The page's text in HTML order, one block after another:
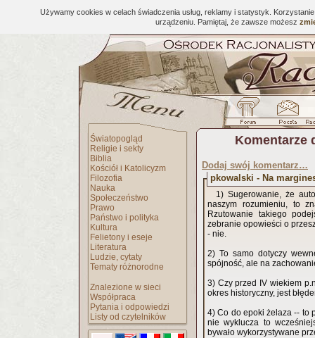
Używamy cookies w celach świadczenia usług, reklamy i statystyk.
urządzeniu. Pamiętaj, że zawsze możesz
Światopogląd
Religie i sekty
Biblia
Kościół i Katolicyzm
Filozofia
Nauka
Społeczeństwo
Prawo
Państwo i polityka
Kultura
Felietony i eseje
Literatura
Ludzie, cytaty
Tematy różnorodne
Znalezione w sieci
Współpraca
Pytania i odpowiedzi
Listy od czytelników
Komentarze
Dodaj swój komentarz…
pkowalski - Na
1) Sugerowanie, że
naszym rozumieniu, to
Rzutowanie takiego
zebranie opowieści o
- nie.
2) To samo dotyczy
spójność, ale na
3) Czy przed IV wiekiem
okres historyczny, jest
4) Co do epoki żelaza -- to
nie wyklucza to
bywało wykorzystywane